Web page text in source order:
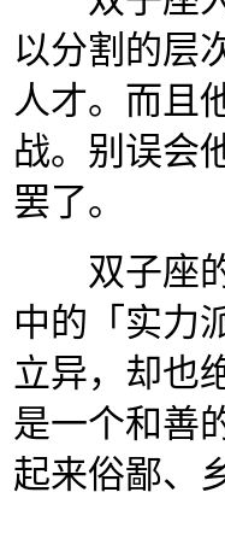
以分割的层
人才。而且
战。别误会
罢了。
双子座的
中的「实力
立异，却也
是一个和善
起来俗鄙、